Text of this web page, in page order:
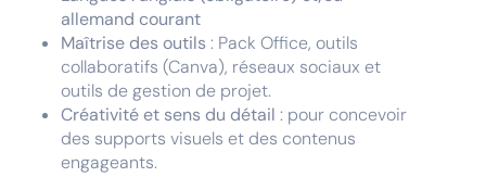
allemand courant
Maîtrise des outils : Pack Office, outils
collaboratifs (Canva), réseaux sociaux et
outils de gestion de projet.
Créativité et sens du détail : pour concevoir
des supports visuels et des contenus
engageants.